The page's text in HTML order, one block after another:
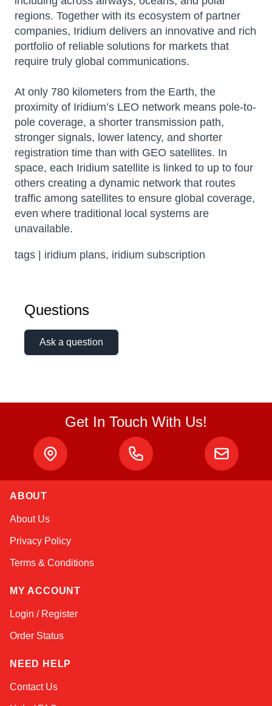
regions. Together with its ecosystem of partner
companies, Iridium delivers an innovative and rich
portfolio of reliable solutions for markets that
require truly global communications.
At only 780 kilometers from the Earth, the
proximity of Iridium’s LEO network means pole-to-
pole coverage, a shorter transmission path,
stronger signals, lower latency, and shorter
registration time than with GEO satellites. In
space, each Iridium satellite is linked to up to four
others creating a dynamic network that routes
traffic among satellites to ensure global coverage,
even where traditional local systems are
unavailable.
tags | iridium plans, iridium subscription
Questions
Ask a question
Get In Touch With Us!
ABOUT
About Us
Privacy Policy
Terms & Conditions
MY ACCOUNT
Login / Register
Order Status
NEED HELP
Contact Us